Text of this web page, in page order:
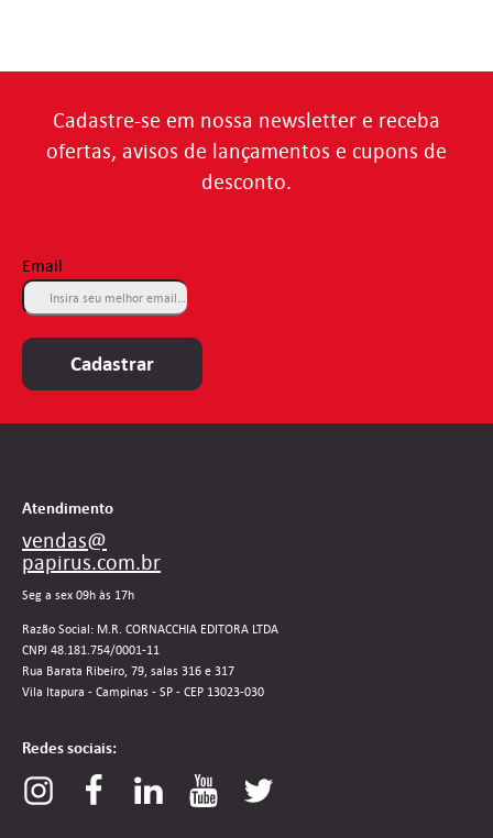
Cadastre-se em nossa newsletter e receba
ofertas, avisos de lançamentos e cupons de
desconto.
Email
Cadastrar
Atendimento
vendas@
papirus.com.br
Seg a sex 09h às 17h
Razão Social: M.R. CORNACCHIA EDITORA LTDA
CNPJ 48.181.754/0001-11
Rua Barata Ribeiro, 79, salas 316 e 317
Vila Itapura - Campinas - SP - CEP 13023-030
Redes sociais: